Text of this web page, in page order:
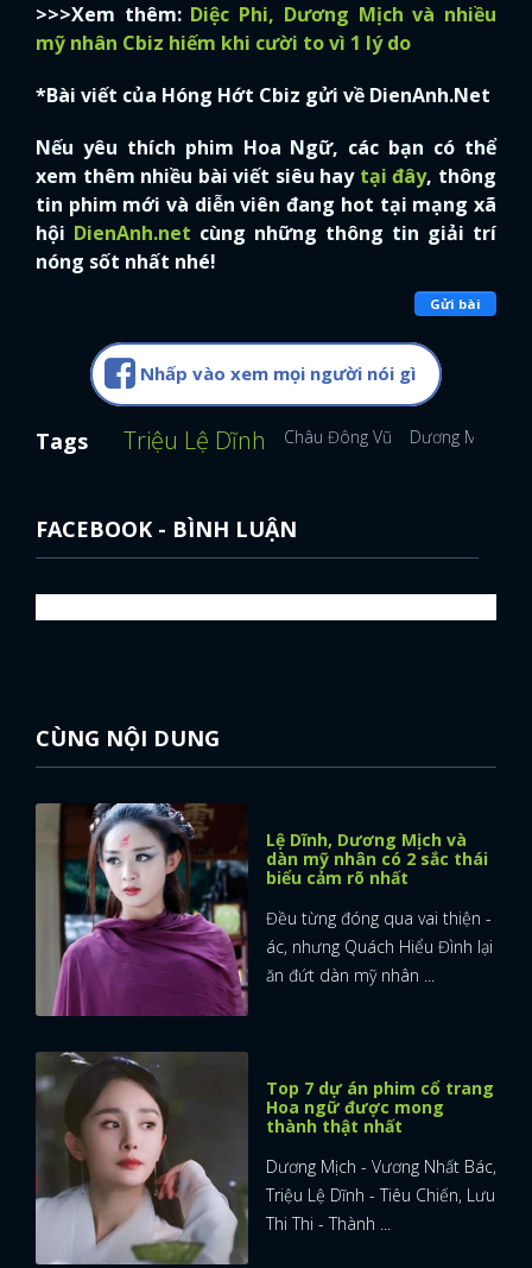
>>>Xem thêm: Diệc Phi, Dương Mịch và nhiều
mỹ nhân Cbiz hiếm khi cười to vì 1 lý do
*Bài viết của Hóng Hớt Cbiz gửi về DienAnh.Net
Nếu yêu thích phim Hoa Ngữ, các bạn có thể
xem thêm nhiều bài viết siêu hay tại đây, thông
tin phim mới và diễn viên đang hot tại mạng xã
hội DienAnh.net cùng những thông tin giải trí
nóng sốt nhất nhé!
Gửi bài
Nhấp vào xem mọi người nói gì
Tags Triệu Lệ Dĩnh Châu Đông Vũ Dương Mịch
FACEBOOK - BÌNH LUẬN
CÙNG NỘI DUNG
Lệ Dĩnh, Dương Mịch và
dàn mỹ nhân có 2 sắc thái
biểu cảm rõ nhất
Đều từng đóng qua vai thiện -
ác, nhưng Quách Hiểu Đình lại
ăn đứt dàn mỹ nhân ...
Top 7 dự án phim cổ trang
Hoa ngữ được mong
thành thật nhất
Dương Mịch - Vương Nhất Bác,
Triệu Lệ Dĩnh - Tiêu Chiến, Lưu
Thi Thi - Thành ...